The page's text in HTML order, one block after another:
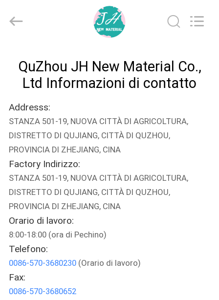
PRODOTTI
CIRCA
NOI
GIRO
DELLA
FABBRICA
CONTROLLO
DI
QUALITÀ
CONTATTICI
Material
QuZhou JH New Material Co.,
Ltd Informazioni di contatto
Addresss:
STANZA 501-19, NUOVA CITTÀ DI AGRICOLTURA,
DISTRETTO DI QUJIANG, CITTÀ DI QUZHOU,
PROVINCIA DI ZHEJIANG, CINA
Factory Indirizzo:
STANZA 501-19, NUOVA CITTÀ DI AGRICOLTURA,
DISTRETTO DI QUJIANG, CITTÀ DI QUZHOU,
PROVINCIA DI ZHEJIANG, CINA
Orario di lavoro:
8:00-18:00 (ora di Pechino)
Telefono:
0086-570-3680230(Orario di lavoro)
Fax:
0086-570-3680652